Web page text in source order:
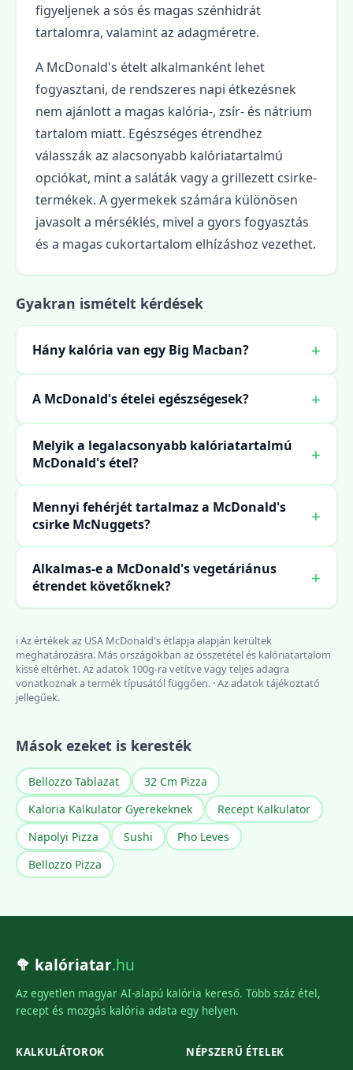
figyeljenek a sós és magas szénhidrát
tartalomra, valamint az adagméretre.
A McDonald's ételt alkalmanként lehet
fogyasztani, de rendszeres napi étkezésnek
nem ajánlott a magas kalória-, zsír- és nátrium
tartalom miatt. Egészséges étrendhez
válasszák az alacsonyabb kalóriatartalmú
opciókat, mint a saláták vagy a grillezett csirke-
termékek. A gyermekek számára különösen
javasolt a mérséklés, mivel a gyors fogyasztás
és a magas cukortartalom elhízáshoz vezethet.
Gyakran ismételt kérdések
Hány kalória van egy Big Macban?
A McDonald's ételei egészségesek?
Melyik a legalacsonyabb kalóriatartalmú
McDonald's étel?
Mennyi fehérjét tartalmaz a McDonald's
csirke McNuggets?
Alkalmas-e a McDonald's vegetáriánus
étrendet követőknek?
ℹ️ Az értékek az USA McDonald's étlapja alapján kerültek
meghatározásra. Más országokban az összetétel és kalóriatartalom
kissé eltérhet. Az adatok 100g-ra vetítve vagy teljes adagra
vonatkoznak a termék típusától függően. · Az adatok tájékoztató
jellegűek.
Mások ezeket is keresték
Bellozzo Tablazat
32 Cm Pizza
Kaloria Kalkulator Gyerekeknek
Recept Kalkulator
Napolyi Pizza
Sushi
Pho Leves
Bellozzo Pizza
🥦 kalóriatar.hu
Az egyetlen magyar AI-alapú kalória kereső. Több száz étel,
recept és mozgás kalória adata egy helyen.
KALKULÁTOROK
NÉPSZERŰ ÉTELEK